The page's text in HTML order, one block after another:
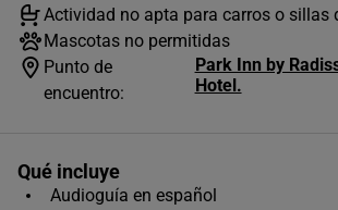
1
2
3
4 7 8
9
24
25 26 27
Actividad no apta para carros o sillas
Mascotas no permitidas
Punto de
encuentro:
Park Inn by
Hotel.
Qué incluye
Audioguía en español